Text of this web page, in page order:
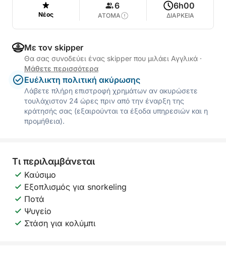
Νέος
6
ΑΤΟΜΑ
6h00
ΔΙΑΡΚΕΙΑ
Με τον skipper
Θα σας συνοδεύει ένας skipper που μιλάει Αγγλικά ·
Μάθετε περισσότερα
Ευέλικτη πολιτική ακύρωσης
Λάβετε πλήρη επιστροφή χρημάτων αν ακυρώσετε
τουλάχιστον 24 ώρες πριν από την έναρξη της
κράτησής σας (εξαιρούνται τα έξοδα υπηρεσιών και η
προμήθεια).
Τι περιλαμβάνεται
Καύσιμο
Εξοπλισμός για snorkeling
Ποτά
Ψυγείο
Στάση για κολύμπι